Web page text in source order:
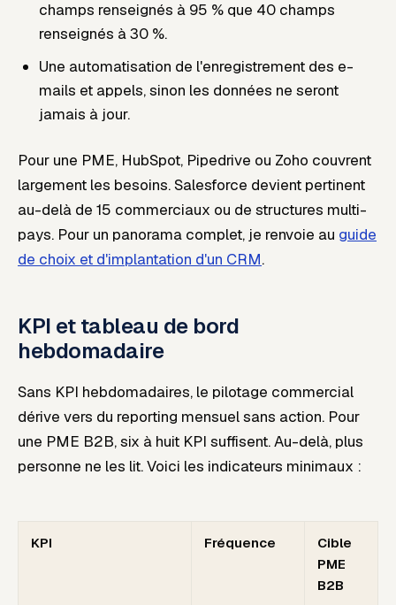
champs renseignés à 95 % que 40 champs
renseignés à 30 %.
Une automatisation de l'enregistrement des e-
mails et appels, sinon les données ne seront
jamais à jour.
Pour une PME, HubSpot, Pipedrive ou Zoho couvrent
largement les besoins. Salesforce devient pertinent
au-delà de 15 commerciaux ou de structures multi-
pays. Pour un panorama complet, je renvoie au guide
de choix et d'implantation d'un CRM.
KPI et tableau de bord
hebdomadaire
Sans KPI hebdomadaires, le pilotage commercial
dérive vers du reporting mensuel sans action. Pour
une PME B2B, six à huit KPI suffisent. Au-delà, plus
personne ne les lit. Voici les indicateurs minimaux :
KPI Fréquence
Cible
PME
B2B